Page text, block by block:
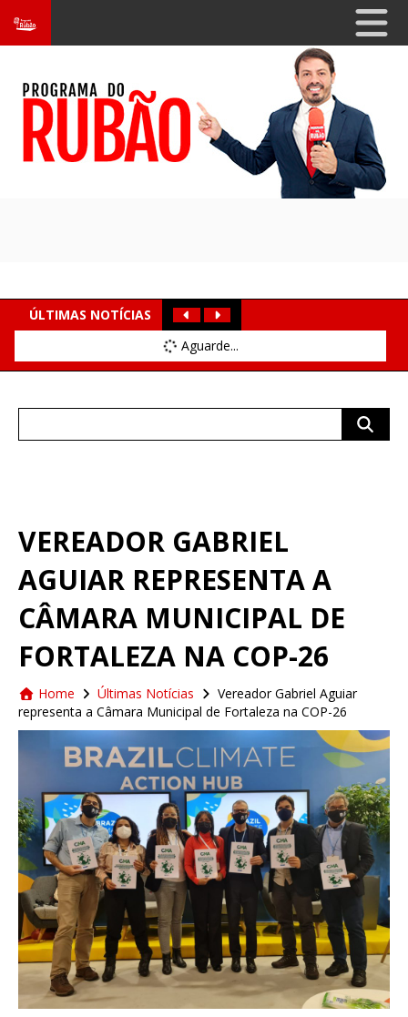
ÚLTIMAS NOTÍCIAS
Aguarde...
VEREADOR GABRIEL
AGUIAR REPRESENTA A
CÂMARA MUNICIPAL DE
FORTALEZA NA COP-26
Home Últimas Notícias
Vereador Gabriel Aguiar
representa a Câmara Municipal de Fortaleza na COP-26